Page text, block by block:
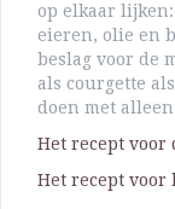
op elkaar
eieren, olie en
beslag voor de
als courgette
doen met
Het recept voor
Het recept voor